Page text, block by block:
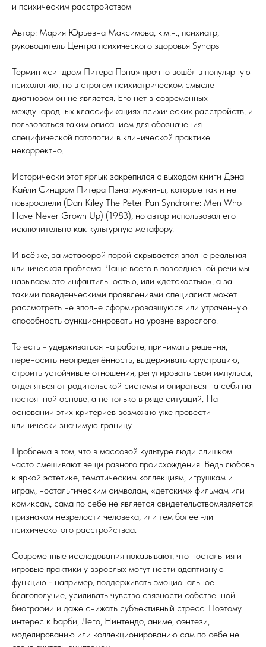
и психическим расстройством
Автор: Мария Юрьевна Максимова, к.м.н., психиатр,
руководитель Центра психического здоровья Synaps
Термин «синдром Питера Пэна» прочно вошёл в популярную
психологию, но в строгом психиатрическом смысле
диагнозом он не является. Его нет в современных
международных классификациях психических расстройств, и
пользоваться таким описанием для обозначения
специфической патологии в клинической практике
некорректно.
Исторически этот ярлык закрепился с выходом книги Дэна
Кайли Синдром Питера Пэна: мужчины, которые так и не
повзрослели (Dan Kiley The Peter Pan Syndrome: Men Who
Have Never Grown Up) (1983), но автор использовал его
исключительно как культурную метафору.
И всё же, за метафорой порой скрывается вполне реальная
клиническая проблема. Чаще всего в повседневной речи мы
называем это инфантильностью, или «детскостью», а за
такими поведенческими проявлениями специалист может
рассмотреть не вполне сформировавшуюся или утраченную
способность функционировать на уровне взрослого.
То есть - удерживаться на работе, принимать решения,
переносить неопределённость, выдерживать фрустрацию,
строить устойчивые отношения, регулировать свои импульсы,
отделяться от родительской системы и опираться на себя на
постоянной основе, а не только в ряде ситуаций. На
основании этих критериев возможно уже провести
клинически значимую границу.
Проблема в том, что в массовой культуре люди слишком
часто смешивают вещи разного происхождения. Ведь любовь
к яркой эстетике, тематическим коллекциям, игрушкам и
играм, ностальгическим символам, «детским» фильмам или
комиксам, сама по себе не является свидетельствомявляется
признаком незрелости человека, или тем более -ли
психическогого расстройстваа.
Современные исследования показывают, что ностальгия и
игровые практики у взрослых могут нести адаптивную
функцию - например, поддерживать эмоциональное
благополучие, усиливать чувство связности собственной
биографии и даже снижать субъективный стресс. Поэтому
интерес к Барби, Лего, Нинтендо, аниме, фэнтези,
моделированию или коллекционированию сам по себе не